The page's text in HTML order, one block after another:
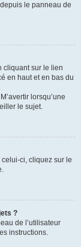
le panneau de
cliquant sur le lien
en haut et en bas du
lorsqu’une
le sujet.
ci, cliquez sur le
?
de l’utilisateur
instructions.